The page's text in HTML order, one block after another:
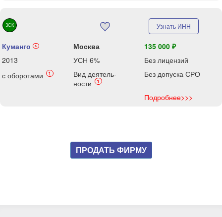
ЗСК Узнать ИНН
Куманго i Москва
135 000 ₽
2013
УСН 6%
Без лицензий
с оборотами
i
Вид деятель-
ности
i
Без допуска СРО
Подробнее>>>
ПРОДАТЬ ФИРМУ